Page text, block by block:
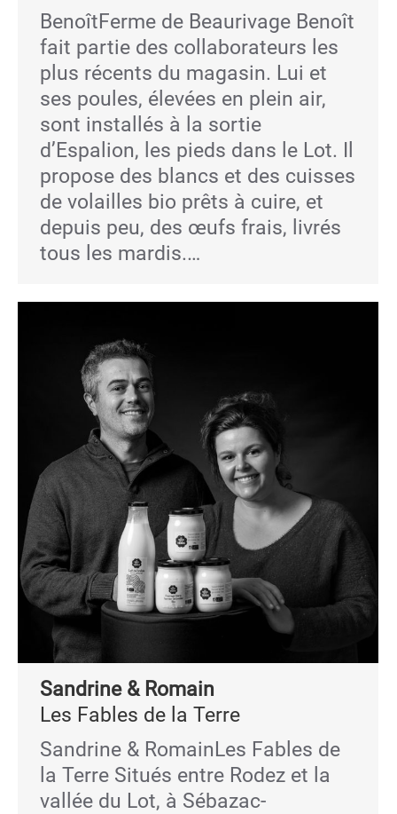
BenoîtFerme de Beaurivage Benoît
fait partie des collaborateurs les
plus récents du magasin. Lui et
ses poules, élevées en plein air,
sont installés à la sortie
d’Espalion, les pieds dans le Lot. Il
propose des blancs et des cuisses
de volailles bio prêts à cuire, et
depuis peu, des œufs frais, livrés
tous les mardis.…
Sandrine & Romain
Les Fables de la Terre
Sandrine & RomainLes Fables de
la Terre Situés entre Rodez et la
vallée du Lot, à Sébazac-